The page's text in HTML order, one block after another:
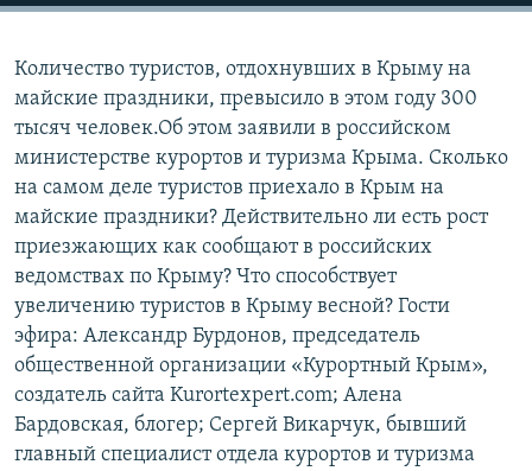
Количество туристов, отдохнувших в Крыму на
майские праздники, превысило в этом году 300
тысяч человек.Об этом заявили в российском
министерстве курортов и туризма Крыма. Сколько
на самом деле туристов приехало в Крым на
майские праздники? Действительно ли есть рост
приезжающих как сообщают в российских
ведомствах по Крыму? Что способствует
увеличению туристов в Крыму весной? Гости
эфира: Александр Бурдонов, председатель
общественной организации «Курортный Крым»,
создатель сайта Kurortexpert.com; Алена
Бардовская, блогер; Сергей Викарчук, бывший
главный специалист отдела курортов и туризма